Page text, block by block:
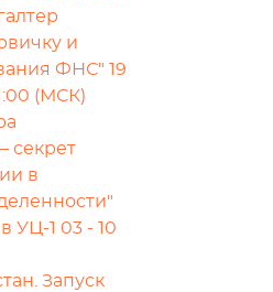
и
ФНС" 19
(МСК)
секрет
в
УЦ-1 03 - 10
Запуск